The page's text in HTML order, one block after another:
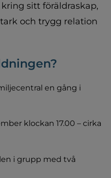
sitt föräldraskap,
och trygg relation
en gång i
klockan 17.00 – cirka
i grupp med två